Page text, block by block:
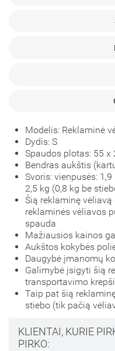
Modelis: Reklaminė
Dydis: S
Spaudos plotas: 55 x
Bendras aukštis
Svoris: vienpusės:
2,5 kg (0,8 kg be
Šią reklaminę
reklaminės vėliavos
spauda
Mažiausios kainos
Aukštos kokybės
Daugybė įmanomų
Galimybė įsigyti šią
transportavimo
Taip pat šią
stiebo (tik pačią
KLIENTAI, KURIE
PIRKO: